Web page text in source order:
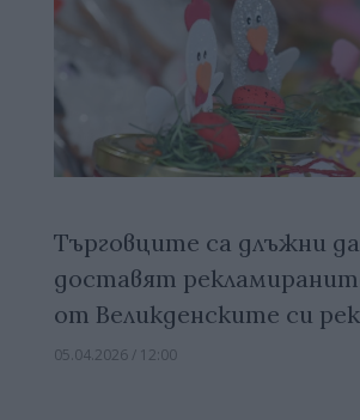
Търговците са длъжни да
доставят
от Великденските си
05.04.2026 / 12:00